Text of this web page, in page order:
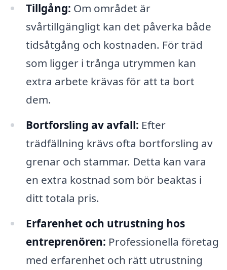
Tillgång: Om området är
svårtillgängligt kan det påverka både
tidsåtgång och kostnaden. För träd
som ligger i trånga utrymmen kan
extra arbete krävas för att ta bort
dem.
Bortforsling av avfall: Efter
trädfällning krävs ofta bortforsling av
grenar och stammar. Detta kan vara
en extra kostnad som bör beaktas i
ditt totala pris.
Erfarenhet och utrustning hos
entreprenören: Professionella företag
med erfarenhet och rätt utrustning